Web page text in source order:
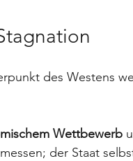
des Westens
Wettbewerb
der Staat